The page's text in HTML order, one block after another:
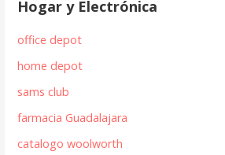
Hogar y Electrónica
office depot
home depot
sams club
farmacia Guadalajara
catalogo woolworth